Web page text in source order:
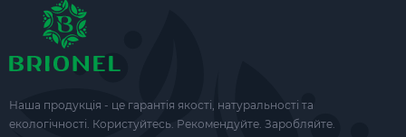
Наша продукція - це гарантія якості, натуральності та
екологічності. Користуйтесь. Рекомендуйте. Заробляйте.